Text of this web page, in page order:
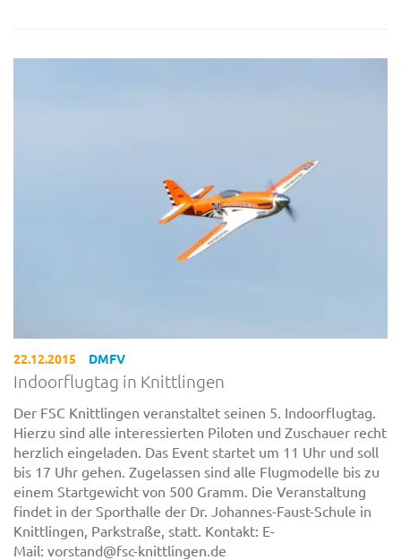
22.12.2015 DMFV
Indoorflugtag in Knittlingen
Der FSC Knittlingen veranstaltet seinen 5. Indoorflugtag.
Hierzu sind alle interessierten Piloten und Zuschauer recht
herzlich eingeladen. Das Event startet um 11 Uhr und soll
bis 17 Uhr gehen. Zugelassen sind alle Flugmodelle bis zu
einem Startgewicht von 500 Gramm. Die Veranstaltung
findet in der Sporthalle der Dr. Johannes-Faust-Schule in
Knittlingen, Parkstraße, statt. Kontakt: E-
Mail: vorstand@fsc-knittlingen.de